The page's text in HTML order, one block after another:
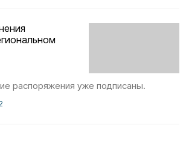
распоряжения уже подписаны.